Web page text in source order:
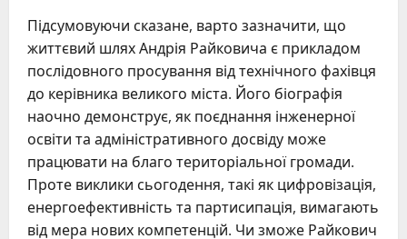
Підсумовуючи сказане, варто зазначити, що
життєвий шлях Андрія Райковича є прикладом
послідовного просування від технічного фахівця
до керівника великого міста. Його біографія
наочно демонструє, як поєднання інженерної
освіти та адміністративного досвіду може
працювати на благо територіальної громади.
Проте виклики сьогодення, такі як цифровізація,
енергоефективність та партисипація, вимагають
від мера нових компетенцій. Чи зможе Райкович